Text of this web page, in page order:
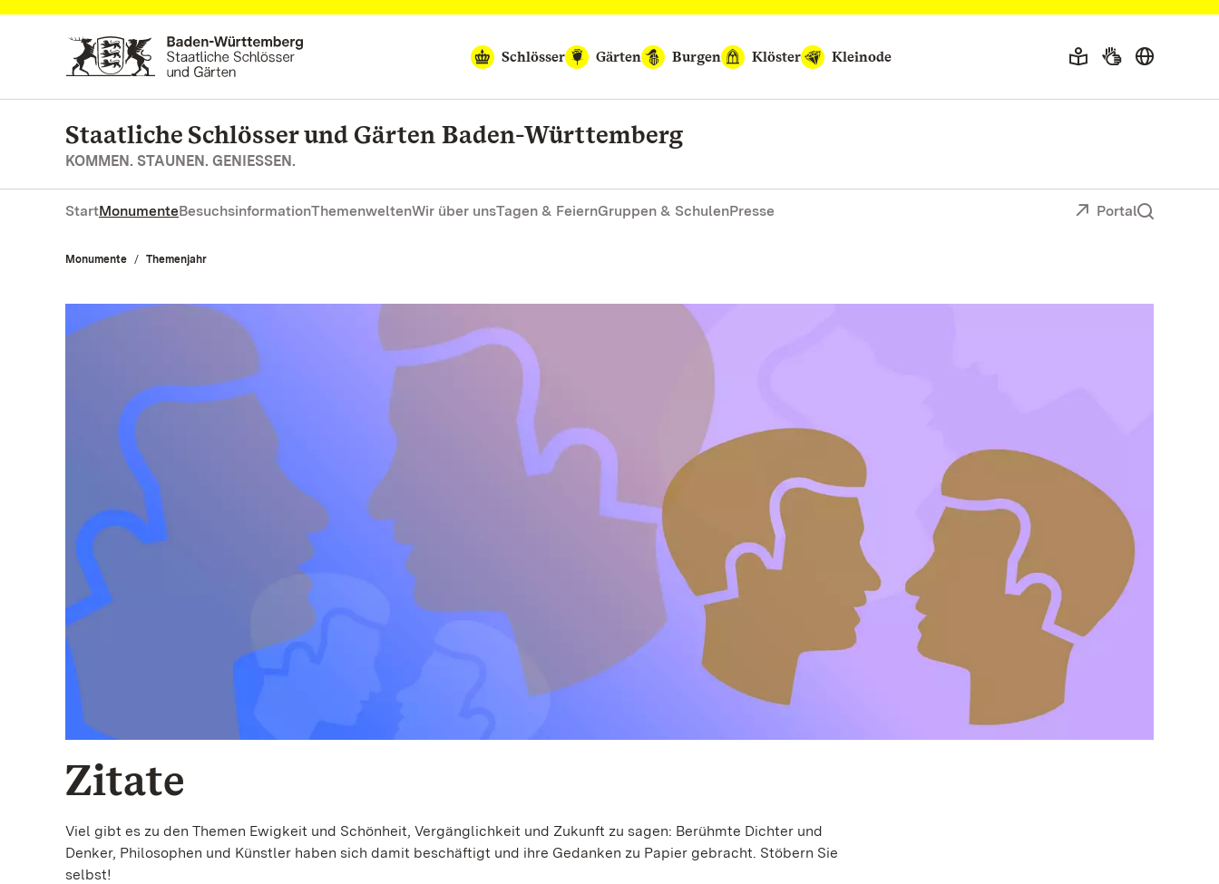
Zum Hauptinhalt springen
Schlösser
Gärten Burgen Klöster Kleinode
Staatliche Schlösser und Gärten Baden-Württemberg
KOMMEN. STAUNEN. GENIESSEN.
StartMonumenteBesuchsinformationThemenweltenWir über unsTagen & FeiernGruppen & SchulenPresse Portal
Monumente Themenjahr
Zitate
Viel gibt es zu den Themen Ewigkeit und Schönheit, Vergänglichkeit und Zukunft zu sagen: Berühmte Dichter und
Denker, Philosophen und Künstler haben sich damit beschäftigt und ihre Gedanken zu Papier gebracht. Stöbern Sie
selbst!